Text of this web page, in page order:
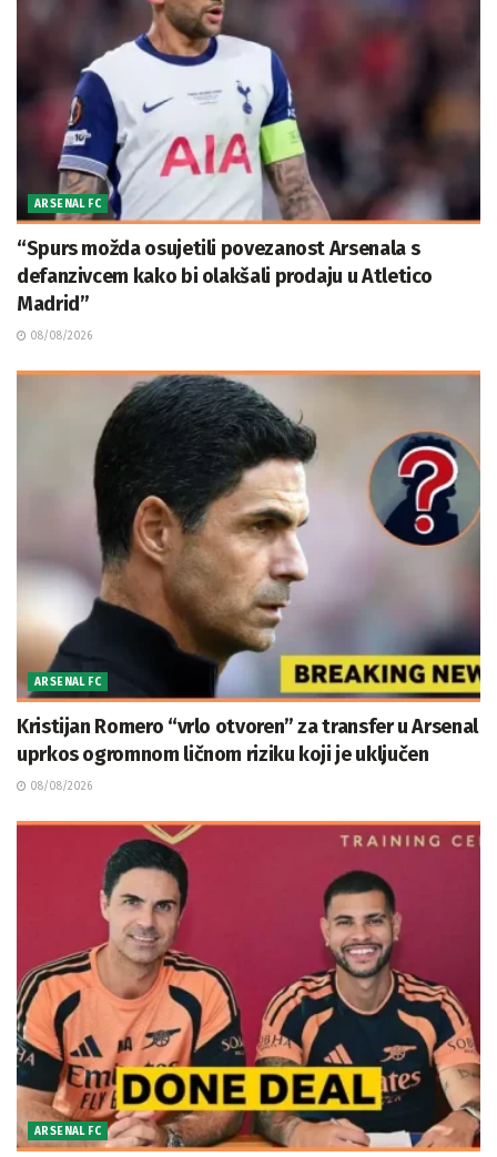
ARSENAL FC
“Spurs možda osujetili povezanost Arsenala s
defanzivcem kako bi olakšali prodaju u Atletico
Madrid”
08/08/2026
ARSENAL FC
Kristijan Romero “vrlo otvoren” za transfer u Arsenal
uprkos ogromnom ličnom riziku koji je uključen
08/08/2026
ARSENAL FC